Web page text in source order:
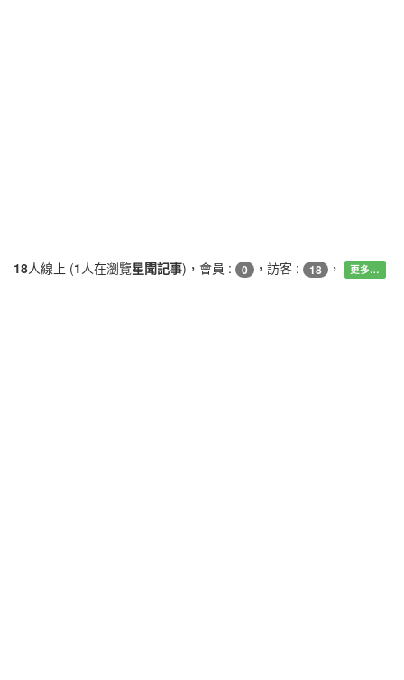
18人線上 (1 人在瀏覽星聞記事)，會員 : 0 ，訪客 : 18 ， 更多…